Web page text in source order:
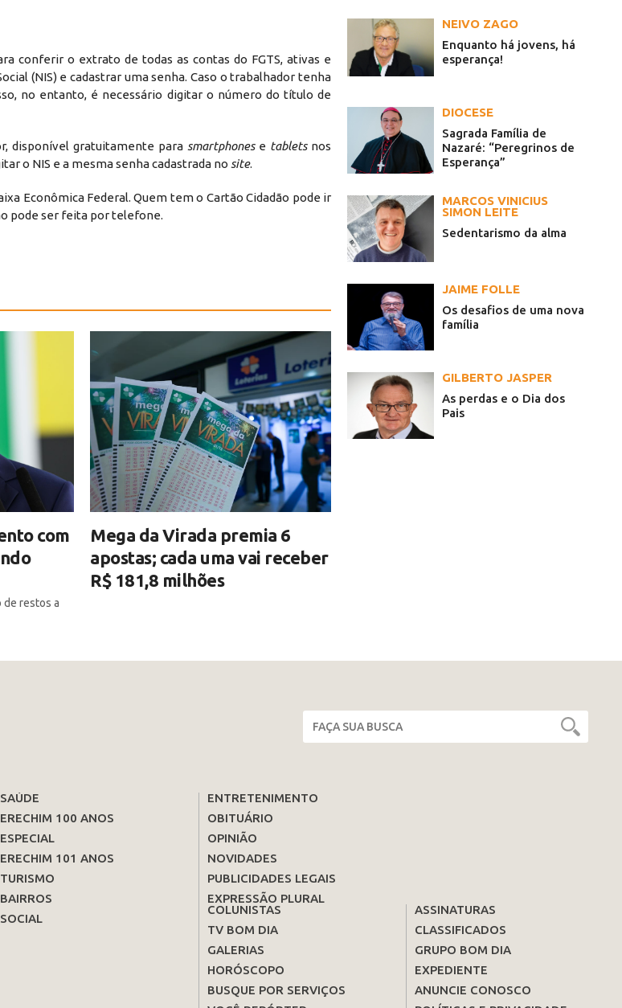
conferir o extrato de todas as contas do FGTS, ativas e
(NIS) e cadastrar uma senha. Caso o trabalhador tenha
no entanto, é necessário digitar o número do título de
disponível gratuitamente para smartphonese tabletsnos
o NIS e a mesma senha cadastrada no site.
Econômica Federal. Quem tem o Cartão Cidadão pode ir
pode ser feita por telefone.
com
de restos a
Mega da Virada premia 6
apostas; cada uma vai receber
R$ 181,8 milhões
NEIVO ZAGO
Enquanto há jovens, há
esperança!
DIOCESE
Sagrada Família de
Nazaré: “Peregrinos de
Esperança”
MARCOS VINICIUS
SIMON LEITE
Sedentarismo da alma
JAIME FOLLE
Os desafios de uma nova
família
GILBERTO JASPER
As perdas e o Dia dos
Pais
SAÚDE
ERECHIM 100 ANOS
ESPECIAL
ERECHIM 101 ANOS
TURISMO
BAIRROS
SOCIAL
ENTRETENIMENTO
OBITUÁRIO
OPINIÃO
NOVIDADES
PUBLICIDADES LEGAIS
EXPRESSÃO PLURAL
COLUNISTAS
TV BOM DIA
GALERIAS
HORÓSCOPO
BUSQUE POR SERVIÇOS
ASSINATURAS
CLASSIFICADOS
GRUPO BOM DIA
EXPEDIENTE
ANUNCIE CONOSCO